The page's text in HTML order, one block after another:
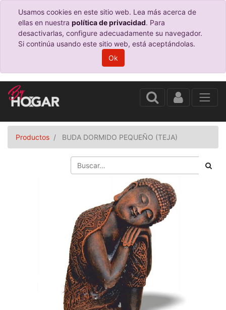
Usamos cookies en este sitio web. Lea más acerca de
ellas en nuestra política de privacidad. Para
desactivarlas, configure adecuadamente su navegador.
Si continúa usando este sitio web, está aceptándolas.
Ok
Productos BUDA DORMIDO PEQUEÑO (TEJA)